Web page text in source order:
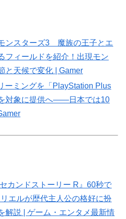
ンスターズ3 魔族の王子とエ
フィールドを紹介！出現モン
と天候で変化 | Gamer
ーミングを「PlayStation Plus
対象に提供へ――日本では10
カンドストーリー R』60秒で
エルが歴代主人公の格好に扮
解説 | ゲーム・エンタメ最新情